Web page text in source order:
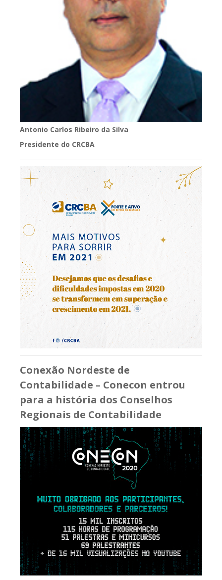
Antonio Carlos Ribeiro da Silva
Presidente do CRCBA
Conexão Nordeste de
Contabilidade – Conecon entrou
para a história dos Conselhos
Regionais de Contabilidade